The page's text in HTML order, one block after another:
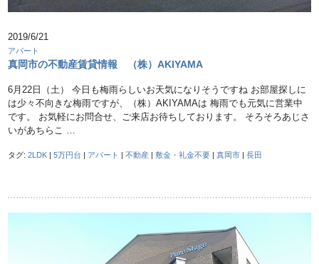
2019/6/21
アパート
真岡市の不動産賃貸情報 （株）AKIYAMA
6月22日（土） 今日も梅雨らしいお天気になりそうですね お部屋探しに
は少々不向きな梅雨ですが、（株）AKIYAMAは 梅雨でも元気に営業中
です。 お気軽にお問合せ、ご来店お待ちしております。 そろそろあじさ
いがあちらこ …
タグ:2LDK |5万円台 アパート |不動産 |敷金・礼金不要 |真岡市 |長田